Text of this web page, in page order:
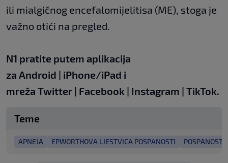
ili mialgičnog encefalomijelitisa (ME), stoga je
važno otići na pregled.
N1 pratite putem aplikacija
za Android | iPhone/iPad i
mreža Twitter | Facebook | Instagram | TikTok.
Teme
APNEJA EPWORTHOVA LJESTVICA POSPANOSTI POSPANOST